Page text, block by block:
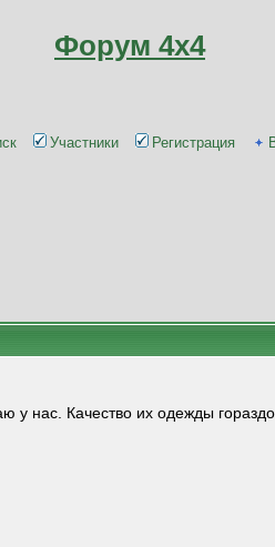
Форум 4x4
Участники Регистрация
у нас. Качество их одежды